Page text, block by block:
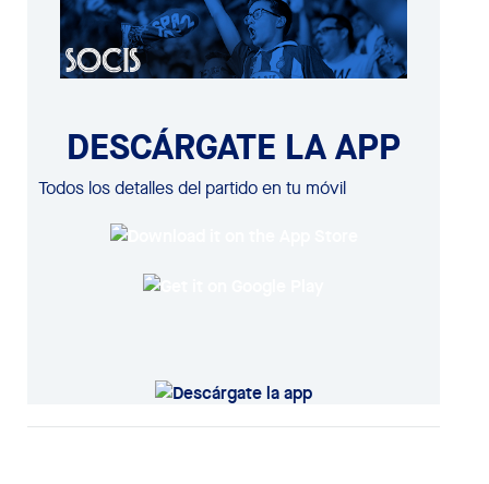
DESCÁRGATE LA APP
Todos los detalles del partido en tu móvil